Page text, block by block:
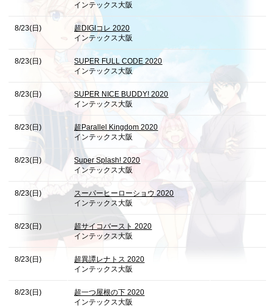
インテックス大阪
8/23(日)
超DIGIコレ 2020
インテックス大阪
8/23(日)
SUPER FULL CODE 2020
インテックス大阪
8/23(日)
SUPER NICE BUDDY! 2020
インテックス大阪
8/23(日)
超Parallel Kingdom 2020
インテックス大阪
8/23(日)
Super Splash! 2020
インテックス大阪
8/23(日)
スーパーヒーローショウ 2020
インテックス大阪
8/23(日)
超サイコバースト 2020
インテックス大阪
8/23(日)
超異譚レナトス 2020
インテックス大阪
8/23(日)
超一つ屋根の下 2020
インテックス大阪